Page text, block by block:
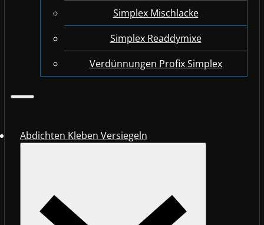
Simplex Mischlacke
Simplex Readdymixe
Verdünnungen Profix Simplex
Abdichten Kleben Versiegeln